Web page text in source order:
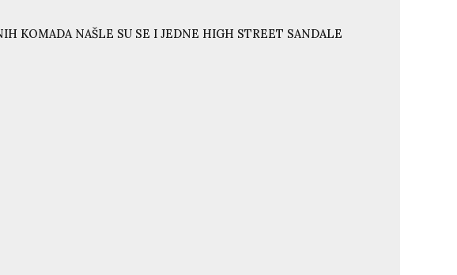
KOMADA NAŠLE SU SE I JEDNE HIGH STREET SANDALE